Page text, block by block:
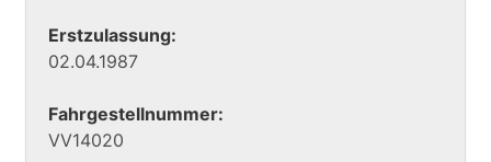
Erstzulassung:
02.04.1987
Fahrgestellnummer:
VV14020